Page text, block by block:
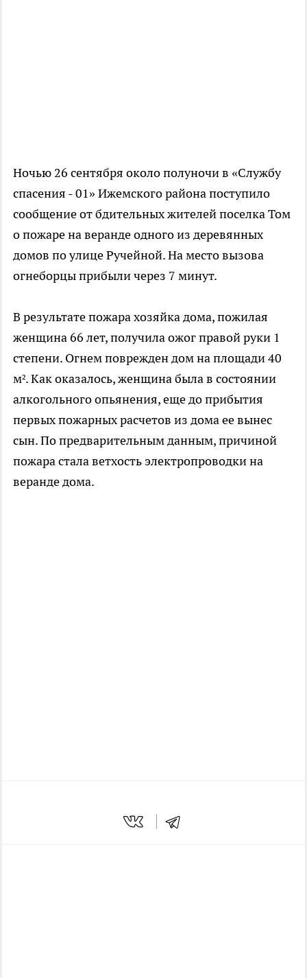
Ночью 26 сентября около полуночи в «Службу
спасения - 01» Ижемского района поступило
сообщение от бдительных жителей поселка Том
о пожаре на веранде одного из деревянных
домов по улице Ручейной. На место вызова
огнеборцы прибыли через 7 минут.
В результате пожара хозяйка дома, пожилая
женщина 66 лет, получила ожог правой руки 1
степени. Огнем поврежден дом на площади 40
м². Как оказалось, женщина была в состоянии
алкогольного опьянения, еще до прибытия
первых пожарных расчетов из дома ее вынес
сын. По предварительным данным, причиной
пожара стала ветхость электропроводки на
веранде дома.